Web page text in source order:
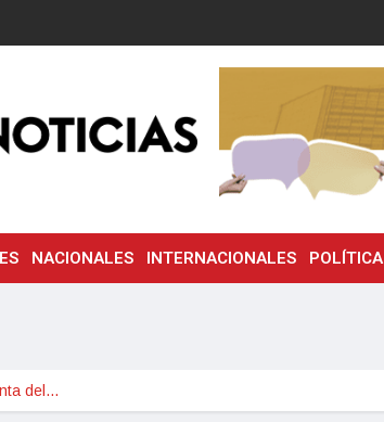
NACIONALES INTERNACIONALES POLÍTICA
del…